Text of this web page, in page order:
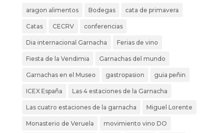
aragon alimentos Bodegas cata de primavera
Catas CECRV conferencias
Dia internacional Garnacha Ferias de vino
Fiesta de la Vendimia Garnachas del mundo
Garnachas en el Museo gastropasion guia peñin
ICEX España Las 4 estaciones de la Garnacha
Las cuatro estaciones de la garnacha Miguel Lorente
Monasterio de Veruela movimiento vino DO